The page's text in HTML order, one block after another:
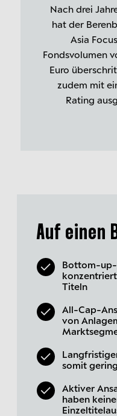
Nach drei
hat der
Asia
Fondsvolumen
Euro
zudem mit
Rating
Auf einen
Bottom-up-
Titeln
All-Cap-
von
somit
Aktiver
haben